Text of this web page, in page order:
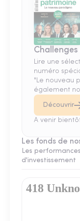
Lire une
numéro
"Le nouveau
également
Découvrir
A venir
Les fonds de
Les
d'investissement